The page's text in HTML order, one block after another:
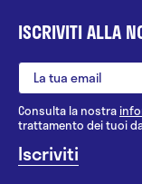
ISCRIVITI ALLA
Consulta la nostra
trattamento dei tuoi